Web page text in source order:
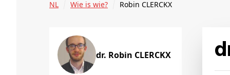
Bedrijven en
NL Wie is wie? Robin CLERCKX
dr. Robin CLERCKX